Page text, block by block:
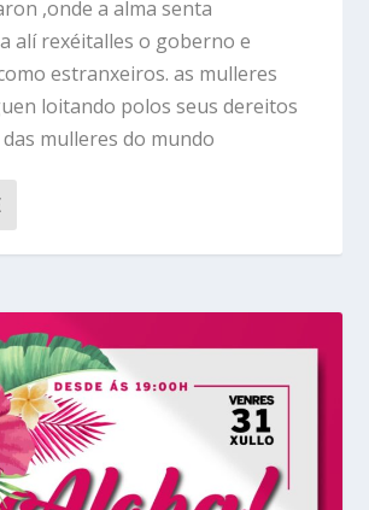
,onde a alma senta
alí rexéitalles o goberno e
estranxeiros. as mulleres
loitando polos seus dereitos
mulleres do mundo